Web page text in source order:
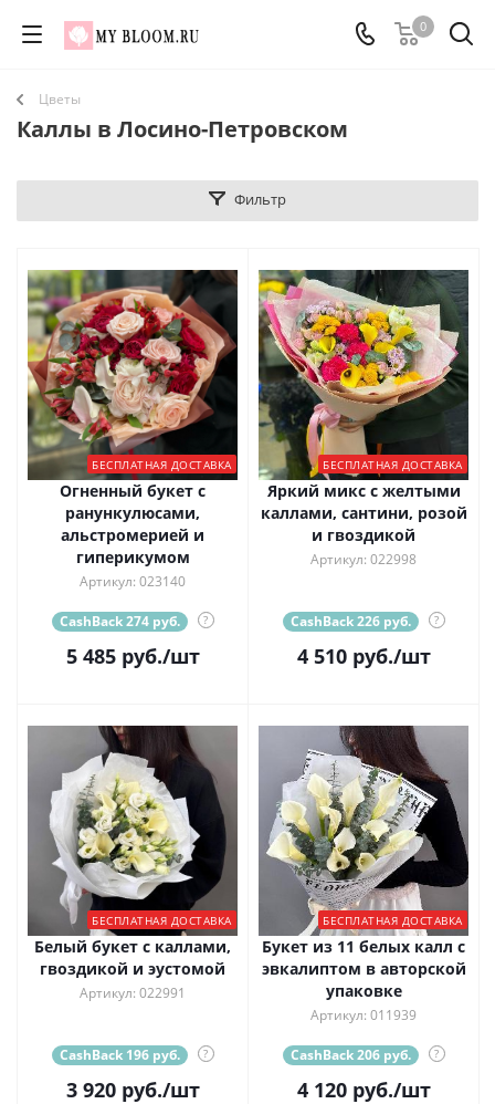
0
Цветы
Каллы в Лосино-Петровском
Фильтр
БЕСПЛАТНАЯ ДОСТАВКА
Огненный букет с
ранункулюсами,
альстромерией и
гиперикумом
Артикул: 023140
CashBack 274 руб. ?
5 485руб./шт
БЕСПЛАТНАЯ ДОСТАВКА
Яркий микс с желтыми
каллами, сантини, розой
и гвоздикой
Артикул: 022998
CashBack 226 руб. ?
4 510руб./шт
БЕСПЛАТНАЯ ДОСТАВКА
Белый букет с каллами,
гвоздикой и эустомой
Артикул: 022991
CashBack 196 руб. ?
3 920руб./шт
БЕСПЛАТНАЯ ДОСТАВКА
Букет из 11 белых калл с
эвкалиптом в авторской
упаковке
Артикул: 011939
CashBack 206 руб. ?
4 120руб./шт